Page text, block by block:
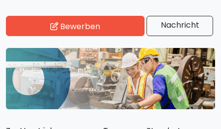
Bewerben Nachricht